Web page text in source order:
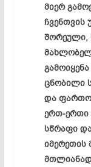
მიერ
ჩვენთვის
შორეული,
ცნობილი
და ფართო
ერთ-ერთი
სწრაფი
იმერეთის